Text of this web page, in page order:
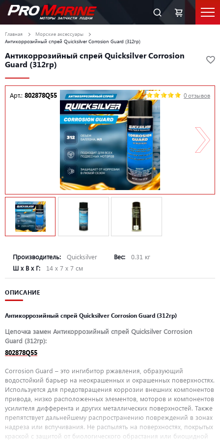
Главная
Морские аксессуары
Антикоррозийный спрей Quicksilver Corrosion Guard (312гр)
Антикоррозийный спрей Quicksilver Corrosion
Guard (312гр)
Арт.: 802878Q55 0 отзывов
Производитель: Quicksilver Вес:
0.31 кг
Ш х В х Г:
14 х 7 х 7 см
ОПИСАНИЕ
Антикоррозийный спрей Quicksilver Corrosion Guard (312гр)
Цепочка замен Антикоррозийный спрей Quicksilver Corrosion
Guard (312гр):
802878Q55
Corrosion Guard – это ингибитор ржавления, образующий
водостойкий барьер на неокрашенных и окрашенных поверхностях.
Используется для предотвращения коррозии внешних компонентов
привода, низко расположенных элементов, моторов и компонентов
усилителя дифферента и других металлических поверхностей. Также
препятствует дальнейшему распространению повреждений в зонах
надреза или вспучивания. Не распылять на поверхностях, покрытых
краской с защитой от биологического обрастания или биоцидной